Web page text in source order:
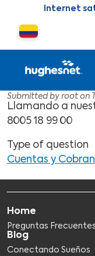
Skip to mainInternet
Cambiar
Submitted by root on
Llamando a
8005 18 99 00
Type of question
Cuentas y
Home
Preguntas Frecuentes
Blog
Conectando Sueños